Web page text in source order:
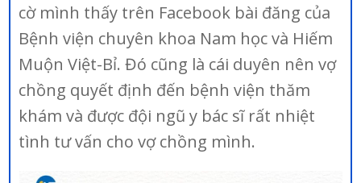
cờ mình thấy trên Facebook bài đăng của
Bệnh viện chuyên khoa Nam học và Hiếm
Muộn Việt-Bỉ. Đó cũng là cái duyên nên vợ
chồng quyết định đến bệnh viện thăm
khám và được đội ngũ y bác sĩ rất nhiệt
tình tư vấn cho vợ chồng mình.